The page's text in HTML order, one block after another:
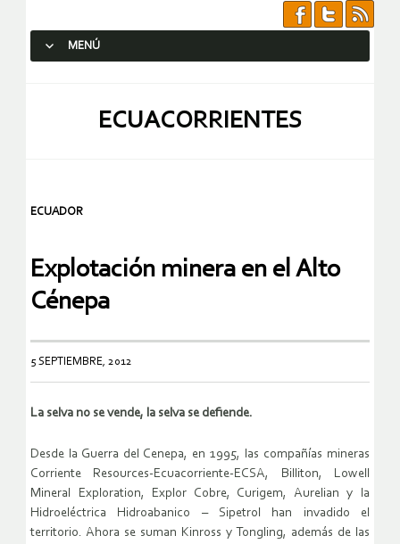
MENÚ
ECUACORRIENTES
ECUADOR
Explotación minera en el Alto
Cénepa
5 SEPTIEMBRE, 2012
La selva no se vende, la selva se defiende.
Desde la Guerra del Cenepa, en 1995, las compañías mineras
Corriente Resources-Ecuacorriente-ECSA, Billiton, Lowell
Mineral Exploration, Explor Cobre, Curigem, Aurelian y la
Hidroeléctrica Hidroabanico – Sipetrol han invadido el
territorio. Ahora se suman Kinross y Tongling, además de las